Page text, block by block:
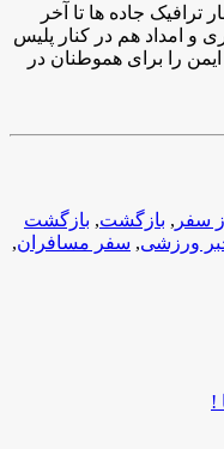
ترافیک جاده ها تا آخر
و امداد هم در کنار پلیس
را برای هموطنان در
از سفر , بازگشت, بازگشت
ورزشی, سفر مسافران,